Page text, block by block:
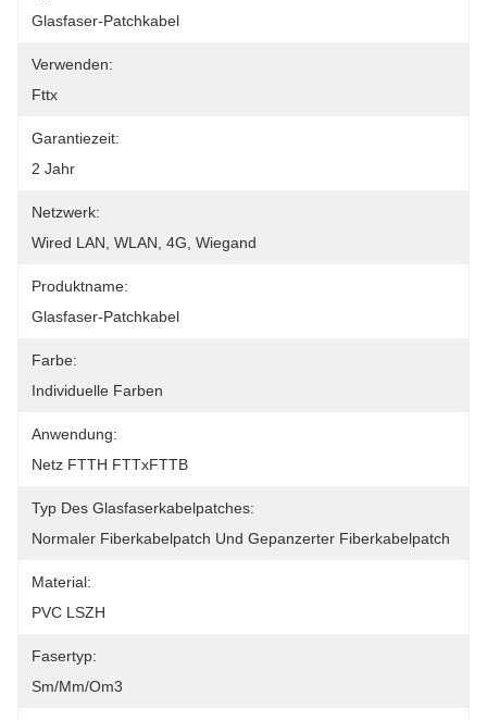
Glasfaser-Patchkabel
Verwenden:
Fttx
Garantiezeit:
2 Jahr
Netzwerk:
Wired LAN, WLAN, 4G, Wiegand
Produktname:
Glasfaser-Patchkabel
Farbe:
Individuelle Farben
Anwendung:
Netz FTTH FTTxFTTB
Typ Des Glasfaserkabelpatches:
Normaler Fiberkabelpatch Und Gepanzerter Fiberkabelpatch
Material:
PVC LSZH
Fasertyp:
Sm/mm/om3